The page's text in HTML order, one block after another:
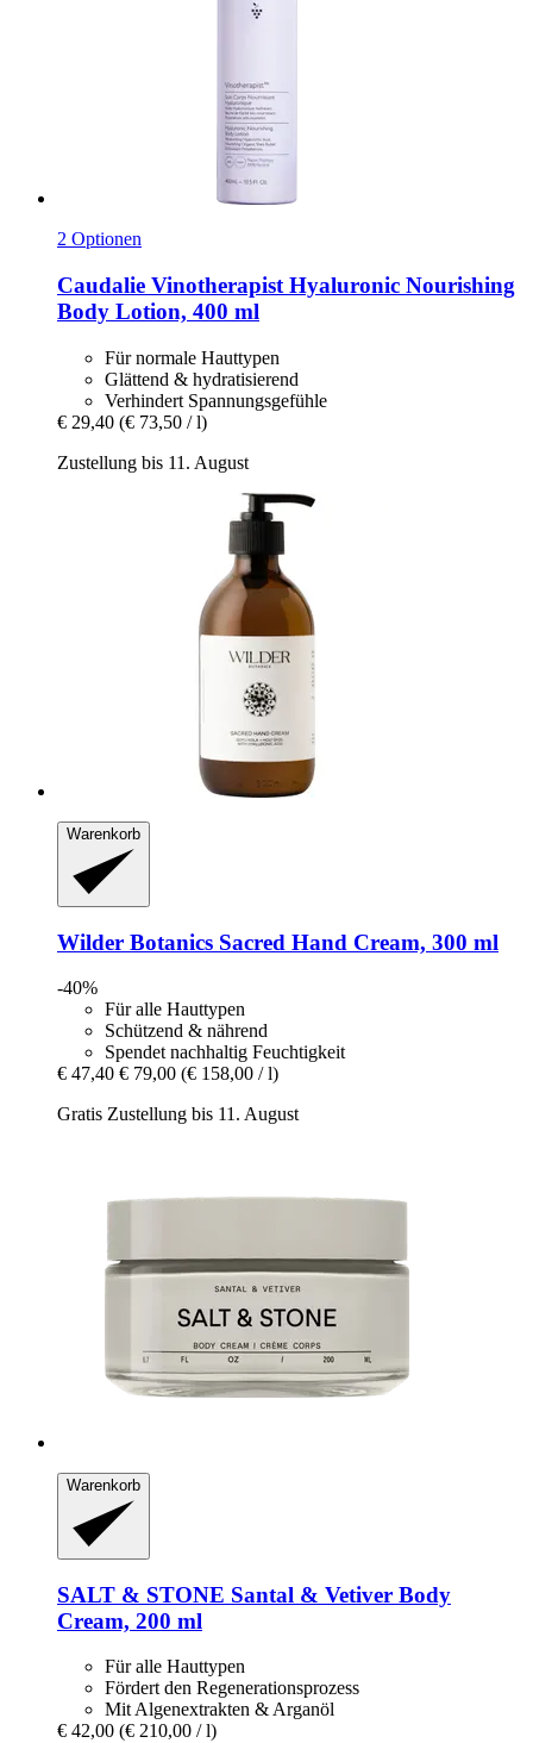
2 Optionen
Caudalie Vinotherapist Hyaluronic Nourishing
Body Lotion, 400 ml
Für normale Hauttypen
Glättend & hydratisierend
Verhindert Spannungsgefühle
€ 29,40 (€ 73,50 / l)
Zustellung bis 11. August
Warenkorb
Wilder Botanics Sacred Hand Cream, 300 ml
-40%
Für alle Hauttypen
Schützend & nährend
Spendet nachhaltig Feuchtigkeit
€ 47,40 € 79,00 (€ 158,00 / l)
Gratis Zustellung bis 11. August
Warenkorb
SALT & STONE Santal & Vetiver Body
Cream, 200 ml
Für alle Hauttypen
Fördert den Regenerationsprozess
Mit Algenextrakten & Arganöl
€ 42,00 (€ 210,00 / l)